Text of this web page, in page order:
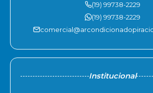
(19) 99738-2229
(19) 99738-2229
Institucional